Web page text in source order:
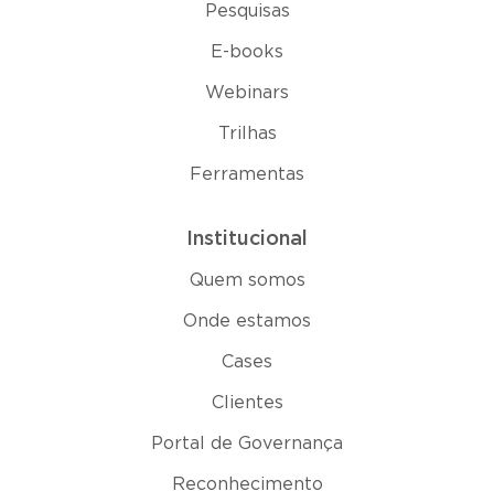
Pesquisas
E-books
Webinars
Trilhas
Ferramentas
Institucional
Quem somos
Onde estamos
Cases
Clientes
Portal de Governança
Reconhecimento